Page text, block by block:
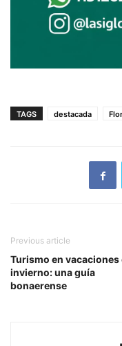
TAGS destacada
Previous article
Turismo en vacaciones
invierno: una guía
bonaerense